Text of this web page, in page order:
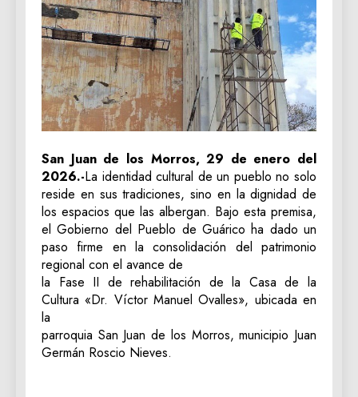
San Juan de los Morros, 29 de enero del
2026.-La identidad cultural de un pueblo no solo
reside en sus tradiciones, sino en la dignidad de
los espacios que las albergan. Bajo esta premisa,
el Gobierno del Pueblo de Guárico ha dado un
paso firme en la consolidación del patrimonio
regional con el avance de
la Fase II de rehabilitación de la Casa de la
Cultura «Dr. Víctor Manuel Ovalles», ubicada en
la
parroquia San Juan de los Morros, municipio Juan
Germán Roscio Nieves.